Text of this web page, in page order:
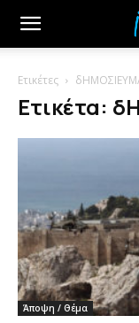
Ετικέτες
Ετικέτα:
Άποψη / Θέμα